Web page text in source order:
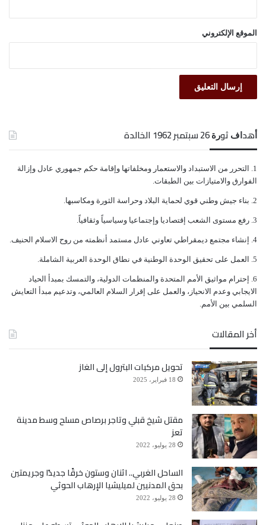
الموقع الإلكتروني
ﺃﻫﺪﺍﻑ ﺛﻮﺭﺓ 26 ﺳﺒﺘﻤﺒﺮ 1962 الخالدة
ﺍﻟﺘﺤﺮﺭ ﻣﻦ ﺍﻻﺳﺘﺒﺪﺍﺩ ﻭﺍﻻﺳﺘﻌﻤﺎﺭ ﻭﻣﺨﻠﻔﺎﺗﻬﺎ ﻭﺇﻗﺎﻣﺔ ﺣﻜﻢ ﺟﻤﻬﻮﺭﻱ ﻋﺎﺩﻝ ﻭﺇﺯﺍﻟﺔ
ﺍﻟﻔﻮﺍﺭﻕ ﻭﺍﻻﻣﺘﻴﺎﺯﺍﺕ ﺑﻴﻦ ﺍﻟﻄﺒﻘﺎﺕ.
ﺑﻨﺎﺀ ﺟﻴﺶ ﻭﻃﻨﻲ ﻗﻮﻱ ﻟﺤﻤﺎﻳﺔ ﺍﻟﺒﻼﺩ ﻭﺣﺮﺍﺳﺔ ﺍﻟﺜﻮﺭﺓ ﻭﻣﻜﺎﺳﺒﻬﺎ.
ﺭﻓﻊ ﻣﺴﺘﻮﻯ ﺍﻟﺸﻌﺐ ﺇﻗﺘﺼﺎﺩﻳﺎ ﻭﺇﺟﺘﻤﺎﻋﻴﺎ ﻭﺳﻴﺎﺳﻴﺎً ﻭﺛﻘﺎﻓﻴﺎً.
ﺇﻧﺸﺎﺀ ﻣﺠﺘﻤﻊ ﺩﻳﻤﻘﺮﺍﻃﻲ ﺗﻌﺎﻭﻧﻲ ﻋﺎﺩﻝ ﻣﺴﺘﻤﺪ ﺃﻧﻈﻤﺘﻪ ﻣﻦ ﺭﻭﺡ ﺍﻻﺳﻼﻡ ﺍﻟﺤﻨﻴﻒ.
ﺍﻟﻌﻤﻞ ﻋﻠﻰ ﺗﺤﻘﻴﻖ ﺍﻟﻮﺣﺪﺓ ﺍﻟﻮﻃﻨﻴﺔ ﻓﻲ ﻧﻄﺎﻕ ﺍﻟﻮﺣﺪﺓ ﺍﻟﻌﺮﺑﻴﺔ ﺍﻟﺸﺎﻣﻠﺔ.
ﺇﺣﺘﺮﺍﻡ ﻣﻮﺍﺛﻴﻖ الأﻣﻢ ﺍﻟﻤﺘﺤﺪﺓ ﻭﺍﻟﻤﻨﻈﻤﺎﺕ ﺍﻟﺪﻭﻟﻴﺔ، ﻭﺍﻟﺘﻤﺴﻚ ﺑﻤﺒﺪﺃ ﺍﻟﺤﻴﺎﺩ
ﺍﻻﻳﺠﺎﺑﻲ ﻭﻋﺪﻡ ﺍﻻﻧﺤﻴﺎﺯ، ﻭﺍﻟﻌﻤﻞ ﻋﻠﻰ ﺇﻗﺮﺍﺭ ﺍﻟﺴﻼﻡ ﺍﻟﻌﺎﻟﻤﻲ، ﻭﺗﺪﻋﻴﻢ ﻣﺒﺪﺃ ﺍﻟﺘﻌﺎﻳﺶ
ﺍﻟﺴﻠﻤﻲ ﺑﻴﻦ ﺍﻷﻣﻢ.
أخر المقالات
تحويل مركبات البترول إلى الغاز
18 فبراير، 2025
مقتل شيخ قبلي وتاجر برصاص مسلح وسط مدينة
تعز
28 يوليو، 2022
الساحل الغربي.. اثنان وستون خرقًا جديدًا وجريمتين
بحق المدنيين لميليشيا الإرهاب الحوثي
28 يوليو، 2022